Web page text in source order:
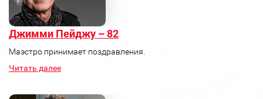
Джимми Пейджу – 82
Маэстро принимает поздравления.
Читать далее